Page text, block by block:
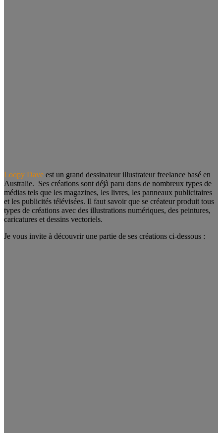
Loopy Dave est un grand dessinateur illustrateur freelance basé en
Australie. Ses créations sont déjà paru dans de nombreux types de
médias tels que les magazines, les livres, les panneaux publicitaires
et les publicités télévisées. Il faut savoir que se créateur produit tous
types de créations avec des illustrations numériques, des peintures,
caricatures et dessins vectoriels.
Je vous invite à découvrir une partie de ses créations ci-dessous :